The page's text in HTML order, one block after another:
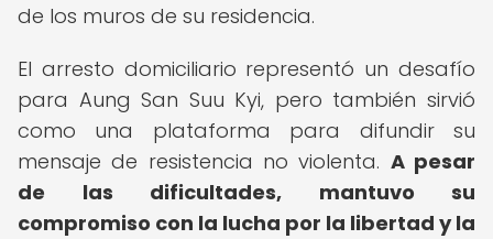
de los muros de su residencia.
El arresto domiciliario representó un desafío
para Aung San Suu Kyi, pero también sirvió
como una plataforma para difundir su
mensaje de resistencia no violenta. A pesar
de las dificultades, mantuvo su
compromiso con la lucha por la libertad y la